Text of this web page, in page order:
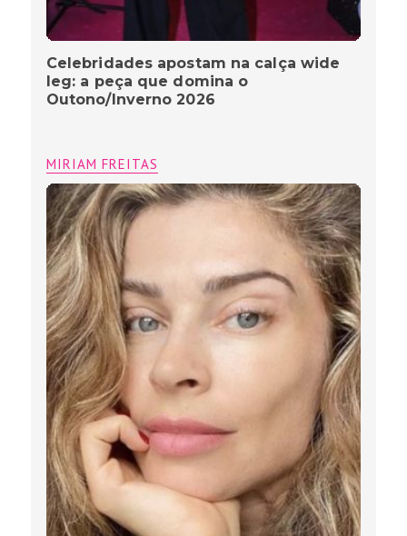
Celebridades apostam na calça wide
leg: a peça que domina o
Outono/Inverno 2026
MIRIAM FREITAS